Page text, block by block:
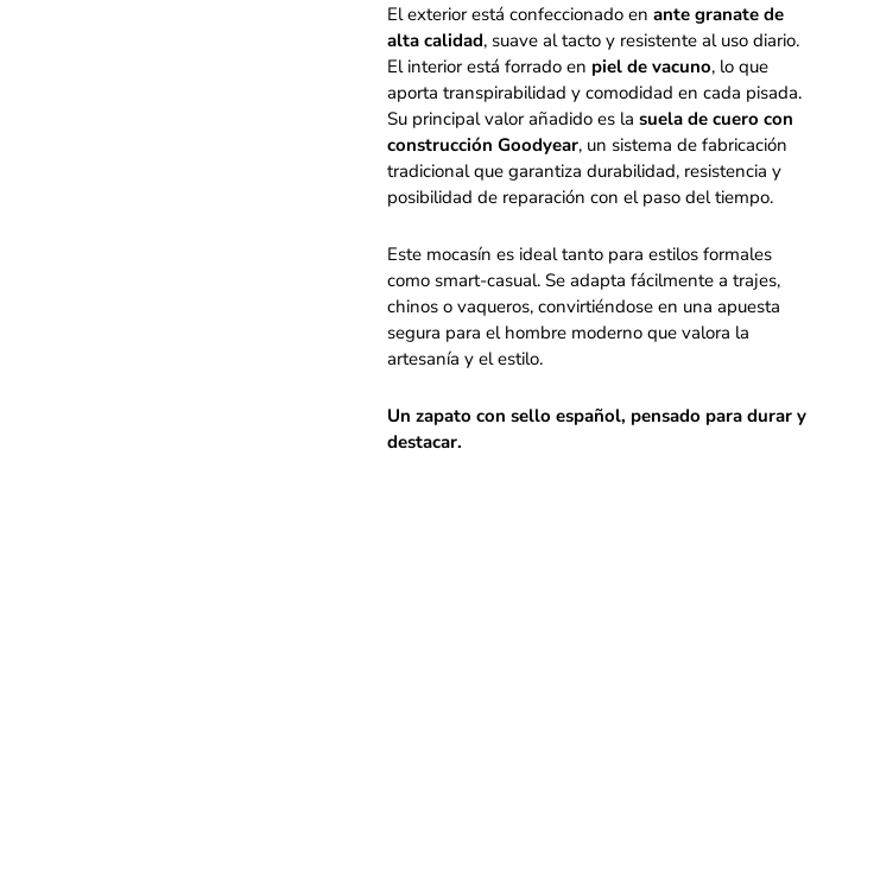
El exterior está confeccionado en ante granate de
alta calidad, suave al tacto y resistente al uso diario.
El interior está forrado en piel de vacuno, lo que
aporta transpirabilidad y comodidad en cada pisada.
Su principal valor añadido es la suela de cuero con
construcción Goodyear, un sistema de fabricación
tradicional que garantiza durabilidad, resistencia y
posibilidad de reparación con el paso del tiempo.
Este mocasín es ideal tanto para estilos formales
como smart-casual. Se adapta fácilmente a trajes,
chinos o vaqueros, convirtiéndose en una apuesta
segura para el hombre moderno que valora la
artesanía y el estilo.
Un zapato con sello español, pensado para durar y
destacar.